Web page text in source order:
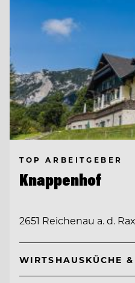
TOP ARBEITGEBER
Knappenhof
2651 Reichenau a. d.
WIRTSHAUSKÜCHE